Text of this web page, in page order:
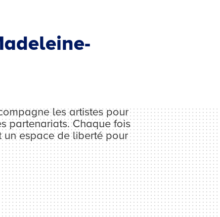
les artistes pour
partenariats. Chaque fois
un espace de liberté pour